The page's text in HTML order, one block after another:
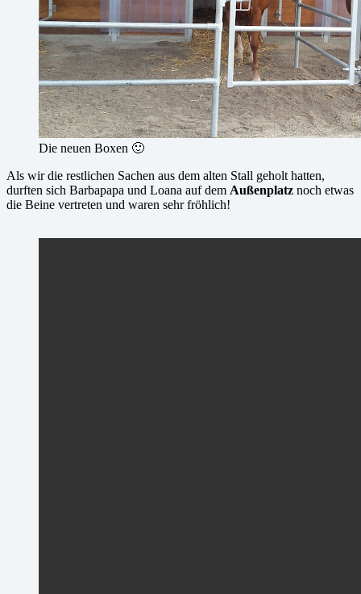
Die neuen Boxen 🙂
Als wir die restlichen Sachen aus dem alten Stall geholt hatten,
durften sich Barbapapa und Loana auf dem Außenplatz noch etwas
die Beine vertreten und waren sehr fröhlich!